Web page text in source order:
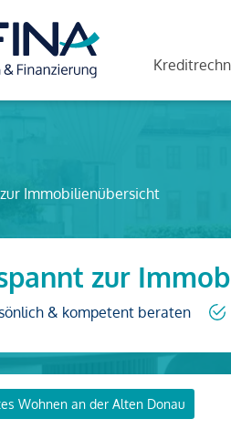
Immobilienübersicht
zur
& kompetent beraten
Wohnen an der Alten Donau